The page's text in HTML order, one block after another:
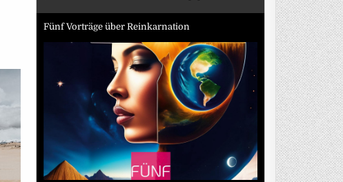
Fünf Vorträge über Reinkarnation